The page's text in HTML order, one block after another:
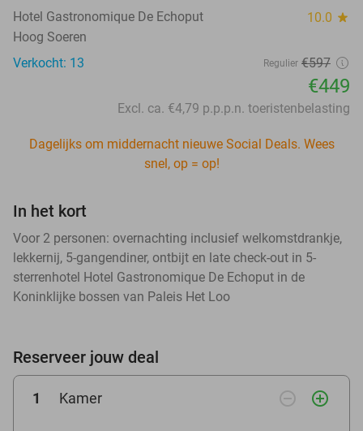
Hotel Gastronomique De Echoput 10.0 star
Hoog Soeren
Verkocht: 13
Regulier €597
€449
Excl. ca. €4,79 p.p.p.n. toeristenbelasting
Dagelijks om middernacht nieuwe Social Deals. Wees
snel, op = op!
In het kort
Voor 2 personen: overnachting inclusief welkomstdrankje,
lekkernij, 5-gangendiner, ontbijt en late check-out in 5-
sterrenhotel Hotel Gastronomique De Echoput in de
Koninklijke bossen van Paleis Het Loo
Reserveer jouw deal
1 Kamer remove_circle_outline add_circle_outline